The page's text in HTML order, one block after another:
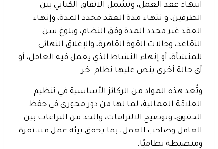
انتهاء عقد العمل، وتشمل الاتفاق الكتابي بين
الطرفين، وانتهاء مدة العقد محدد المدة، وإنهاء
العقد غير محدد المدة وفق النظام، وبلوغ سن
التقاعد، وحالات القوة القاهرة، والإغلاق النهائي
للمنشأة، أو إنهاء النشاط الذي يعمل فيه العامل، أو
أي حالة أخرى ينص عليها نظام آخر.
وتُعد هذه المواد من الركائز الأساسية في تنظيم
العلاقة العمالية، لما لها من دور محوري في حفظ
الحقوق، وتوضيح الالتزامات، والحد من النزاعات بين
العامل وصاحب العمل، بما يحقق بيئة عمل مستقرة
ومنضبطة نظاميًا.